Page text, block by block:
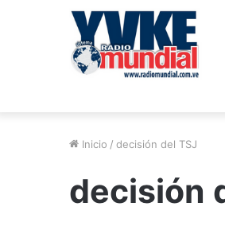
Inicio / decisión del TSJ
decisión